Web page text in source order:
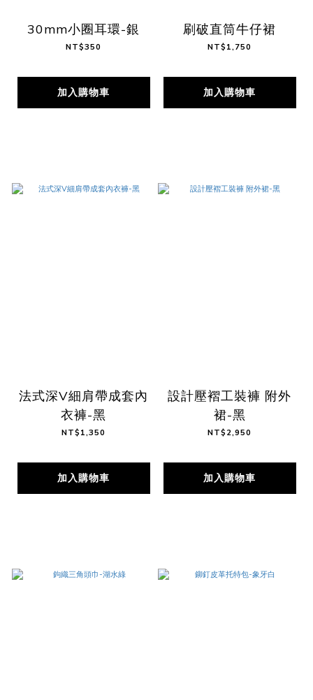
30mm小圈耳環-銀
NT$350
加入購物車
刷破直筒牛仔裙
NT$1,750
加入購物車
法式深V細肩帶成套內
衣褲-黑
NT$1,350
加入購物車
設計壓褶工裝褲 附外
裙-黑
NT$2,950
加入購物車